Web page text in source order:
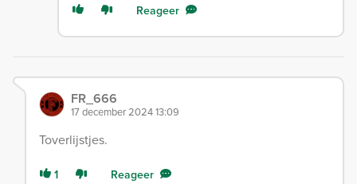
Reageer
FR_666
17 december 2024 13:09
Toverlijstjes.
1 Reageer